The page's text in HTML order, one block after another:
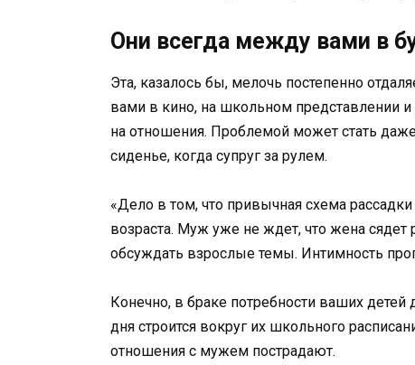
Они всегда между вами в
Эта, казалось бы, мелочь постепенно
вами в кино, на школьном представлении
на отношения. Проблемой может стать
сиденье, когда супруг за рулем.
«Дело в том, что привычная схема
возраста. Муж уже не ждет, что жена сядет
обсуждать взрослые темы. Интимность
Конечно, в браке потребности ваших
дня строится вокруг их школьного
отношения с мужем пострадают.